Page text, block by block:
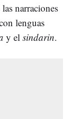
narraciones
lenguas
y el sindarin.